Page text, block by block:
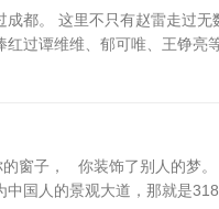
都。 这里不只有赵雷走过无
过谭维维、郁可唯、王铮亮
窗子， 你装饰了别人的梦。
国人的景观大道，那就是